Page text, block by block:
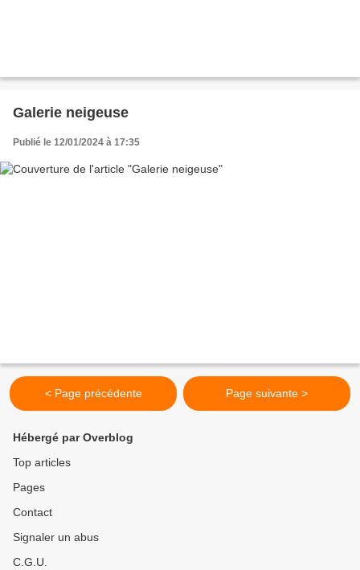
Galerie neigeuse
Publié le 12/01/2024 à 17:35
< Page précédente Page suivante >
Hébergé par Overblog
Top articles
Pages
Contact
Signaler un abus
C.G.U.